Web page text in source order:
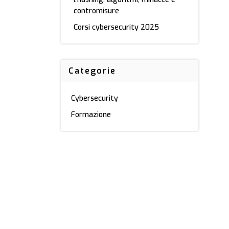
contromisure
Corsi cybersecurity 2025
Categorie
Cybersecurity
Formazione